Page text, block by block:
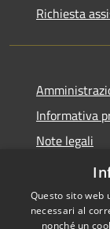
Richiesta
Informativa
Note legali
Questo sito web
necessari al
nonché un